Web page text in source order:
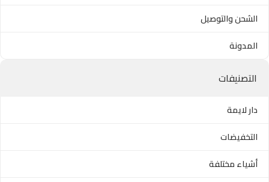
الشحن والتوصيل
المدونة
التصنيفات
دار لايمة
التخفيضات
أشياء مختلفة